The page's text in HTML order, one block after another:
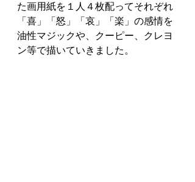
た画用紙を１人４枚配ってそれぞれ
「喜」「怒」「哀」「楽」の感情を
油性マジックや、クーピー、クレヨ
ン等で描いていきました。